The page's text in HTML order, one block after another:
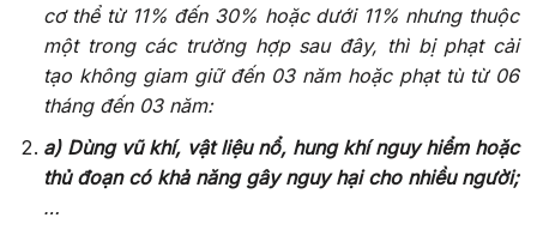
cơ thể từ 11% đến 30% hoặc dưới 11% nhưng thuộc
một trong các trường hợp sau đây, thì bị phạt cải
tạo không giam giữ đến 03 năm hoặc phạt tù từ 06
tháng đến 03 năm:
a) Dùng vũ khí, vật liệu nổ, hung khí nguy hiểm hoặc
thủ đoạn có khả năng gây nguy hại cho nhiều người;
…